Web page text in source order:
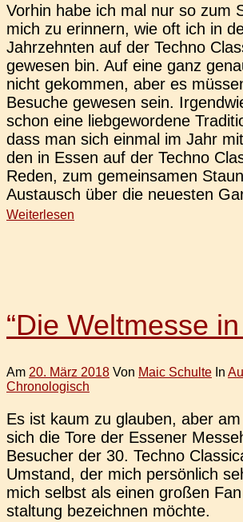
Vorhin habe ich mal nur so zum
mich zu erin­nern, wie oft ich in
Jahr­zehn­ten auf der Techno
gewe­sen bin. Auf eine ganz
nicht gekom­men, aber es
Besu­che gewe­sen sein.
schon eine lieb­ge­wor­de­ne
dass man sich einmal im Jahr
den in Essen auf der Techno
Reden, zum gemein­sa­men
Aus­tausch über die neu­es­ten
Weiterlesen
“Die Weltmesse
Am 20. März 2018 Von Maic Schulte In
Chronologisch
Es ist kaum zu glau­ben, aber
sich die Tore der Esse­ner
Besu­cher der 30. Techno
Umstand, der mich per­sön­lich
mich selbst als einen großen
stal­tung bezeich­nen möchte.